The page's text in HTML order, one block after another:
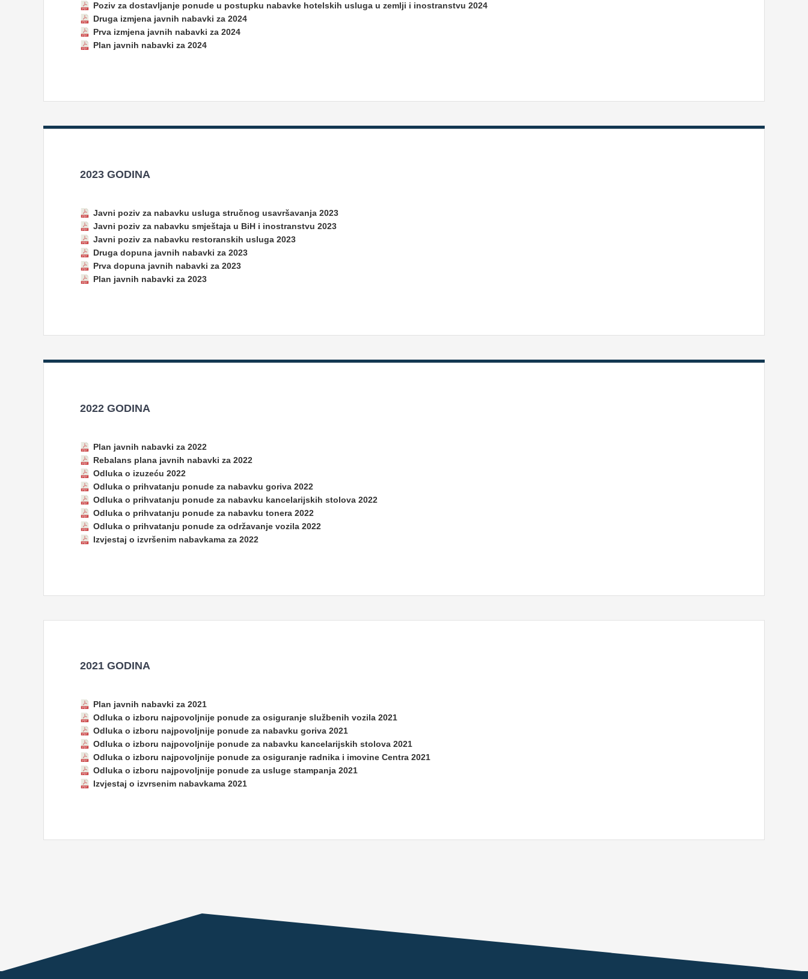
Poziv za dostavljanje ponude u postupku nabavke hotelskih usluga u zemlji i inostranstvu 2024
Druga izmjena javnih nabavki za 2024
Prva izmjena javnih nabavki za 2024
Plan javnih nabavki za 2024
2023 GODINA
Javni poziv za nabavku usluga stručnog usavršavanja 2023
Javni poziv za nabavku smještaja u BiH i inostranstvu 2023
Javni poziv za nabavku restoranskih usluga 2023
Druga dopuna javnih nabavki za 2023
Prva dopuna javnih nabavki za 2023
Plan javnih nabavki za 2023
2022 GODINA
Plan javnih nabavki za 2022
Rebalans plana javnih nabavki za 2022
Odluka o izuzeću 2022
Odluka o prihvatanju ponude za nabavku goriva 2022
Odluka o prihvatanju ponude za nabavku kancelarijskih stolova 2022
Odluka o prihvatanju ponude za nabavku tonera 2022
Odluka o prihvatanju ponude za održavanje vozila 2022
Izvjestaj o izvršenim nabavkama za 2022
2021 GODINA
Plan javnih nabavki za 2021
Odluka o izboru najpovoljnije ponude za osiguranje službenih vozila 2021
Odluka o izboru najpovoljnije ponude za nabavku goriva 2021
Odluka o izboru najpovoljnije ponude za nabavku kancelarijskih stolova 2021
Odluka o izboru najpovoljnije ponude za osiguranje radnika i imovine Centra 2021
Odluka o izboru najpovoljnije ponude za usluge stampanja 2021
Izvjestaj o izvrsenim nabavkama 2021